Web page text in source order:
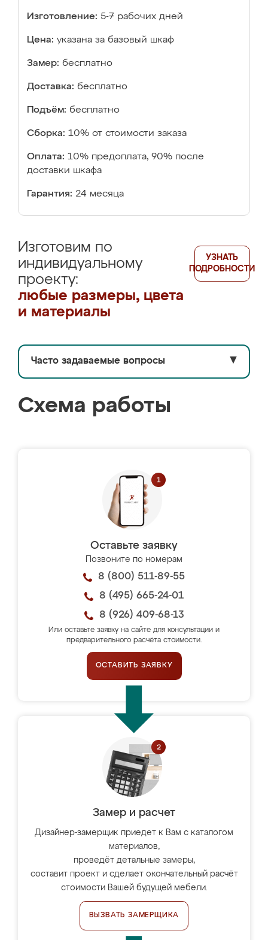
Изготовление: 5-7 рабочих дней
Цена: указана за базовый шкаф
Замер: бесплатно
Доставка: бесплатно
Подъём: бесплатно
Сборка: 10% от стоимости заказа
Оплата: 10% предоплата, 90% после
доставки шкафа
Гарантия: 24 месяца
Изготовим по
индивидуальному
проекту:
любые размеры, цвета
и материалы
УЗНАТЬ
ПОДРОБНОСТИ
Часто задаваемые вопросы ▼
Схема работы
Оставьте заявку
Позвоните по номерам
8 (800) 511-89-55
8 (495) 665-24-01
8 (926) 409-68-13
Или оставьте заявку на сайте для консультации и
предварительного расчёта стоимости.
ОСТАВИТЬ ЗАЯВКУ
Замер и расчет
Дизайнер-замерщик приедет к Вам с каталогом
материалов,
проведёт детальные замеры,
составит проект и сделает окончательный расчёт
стоимости Вашей будущей мебели.
ВЫЗВАТЬ ЗАМЕРЩИКА